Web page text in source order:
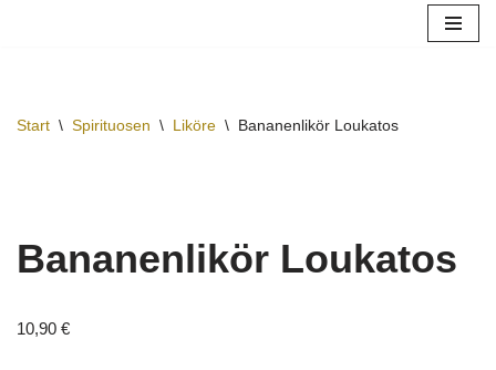
Start \ Spirituosen \ Liköre \ Bananenlikör Loukatos
Bananenlikör Loukatos
10,90 €